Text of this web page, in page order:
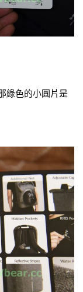
綠色的小圓片是